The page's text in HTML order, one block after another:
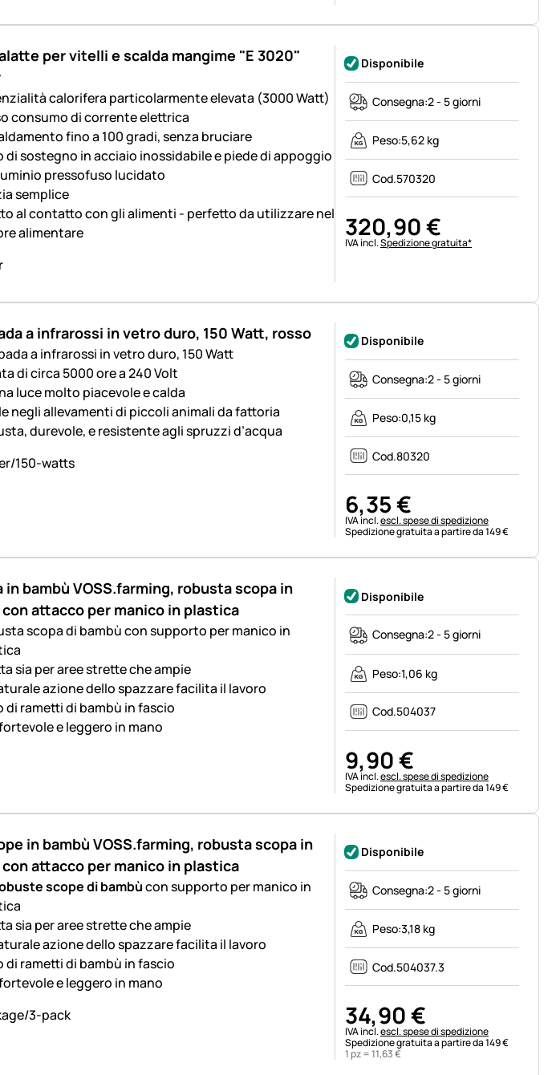
per vitelli e scalda mangime "E 3020"
calorifera particolarmente elevata (3000 Watt)
consumo di corrente elettrica
fino a 100 gradi, senza bruciare
di sostegno in acciaio inossidabile e piede di appoggio
pressofuso lucidato
semplice
al contatto con gli alimenti - perfetto da utilizzare nel
alimentare
Disponibile
Consegna:2 - 5 giorni
Peso:5,62 kg
Cod.570320
320,90€
Informazioni fiscali:
IVA incl.Spedizione gratuita*
a infrarossi in vetro duro, 150 Watt, rosso
a infrarossi in vetro duro, 150 Watt
di circa 5000 ore a 240 Volt
luce molto piacevole e calda
negli allevamenti di piccoli animali da fattoria
durevole, e resistente agli spruzzi d’acqua
Disponibile
Consegna:2 - 5 giorni
Peso:0,15 kg
Cod.80320
6,35€
Informazioni fiscali:
IVA incl.escl. spese di spedizione
Spedizione gratuita a partire da 149 €
in bambù VOSS.farming, robusta scopa in
attacco per manico in plastica
scopa di bambù con supporto per manico in
sia per aree strette che ampie
azione dello spazzare facilita il lavoro
di rametti di bambù in fascio
e leggero in mano
Disponibile
Consegna:2 - 5 giorni
Peso:1,06 kg
Cod.504037
9,90€
Informazioni fiscali:
IVA incl.escl. spese di spedizione
Spedizione gratuita a partire da 149 €
in bambù VOSS.farming, robusta scopa in
attacco per manico in plastica
scope di bambùcon supporto per manico in
sia per aree strette che ampie
azione dello spazzare facilita il lavoro
di rametti di bambù in fascio
e leggero in mano
Disponibile
Consegna:2 - 5 giorni
Peso:3,18 kg
Cod.504037.3
34,90€
Informazioni fiscali:
IVA incl.escl. spese di spedizione
Spedizione gratuita a partire da 149 €
1 pz =11,63€